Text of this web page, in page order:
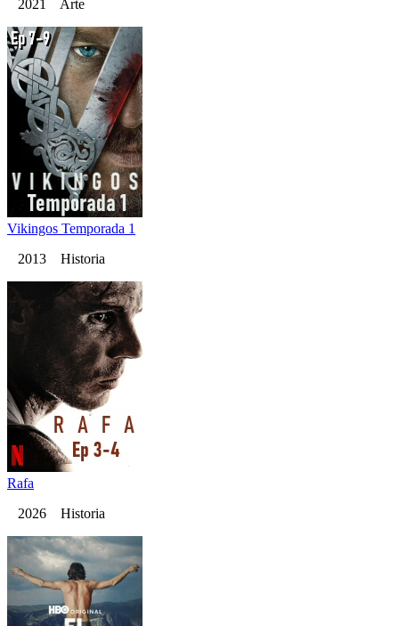
2021 Arte
Vikingos Temporada 1
2013 Historia
Rafa
2026 Historia